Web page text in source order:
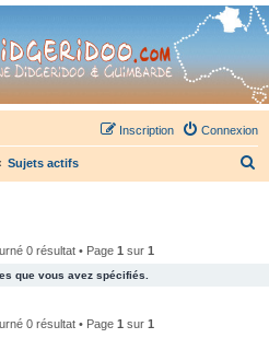
- retrouvez la communauté.
Connexion
Inscription
Sujets actifs
0 résultat • Page 1 sur 1
que vous avez spécifiés.
0 résultat • Page 1 sur 1